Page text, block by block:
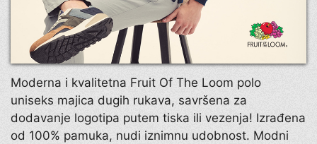
Moderna i kvalitetna Fruit Of The Loom polo
uniseks majica dugih rukava, savršena za
dodavanje logotipa putem tiska ili vezenja! Izrađena
od 100% pamuka, nudi iznimnu udobnost. Modni